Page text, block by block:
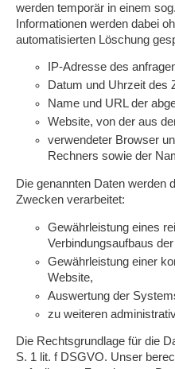
werden temporär in einem
Informationen werden dabei
automatisierten Löschung
IP-Adresse des
Datum und Uhrzeit des
Name und URL der
Website, von der aus
verwendeter Browser
Rechners sowie der
Die genannten Daten werden
Zwecken verarbeitet:
Gewährleistung eines
Verbindungsaufbaus
Gewährleistung einer
Website,
Auswertung der
zu weiteren
Die Rechtsgrundlage für die
S. 1 lit. f DSGVO. Unser